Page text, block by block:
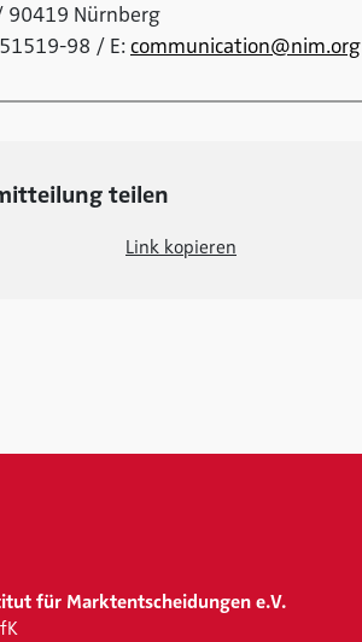
90419 Nürnberg
98 / E:communication@nim.org
teilen
Link kopieren
für Marktentscheidungen e.V.